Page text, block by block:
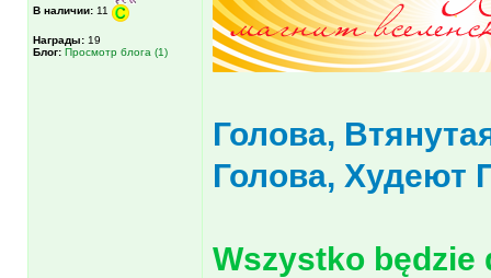
В наличии: 11
Награды: 19
Блог: Просмотр блога (1)
Голова,
Голова, Худеют
Wszystko będzie